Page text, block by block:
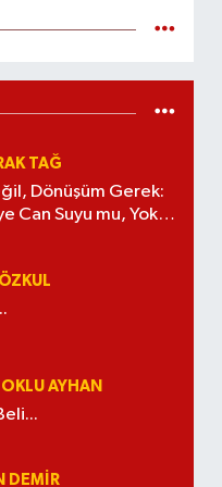
TAĞ
Dönüşüm Gerek:
Can Suyu mu, Yoksa
AYHAN
DEMİR